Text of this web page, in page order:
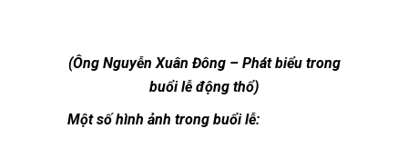
(Ông Nguyễn Xuân Đông– Phát biểu trong
buổi lễ động thổ)
Một số hình ảnh trong buổi lễ: